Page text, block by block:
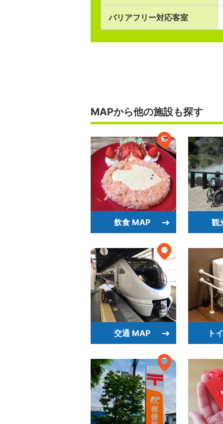
バリアフリー対応客室
MAPから他の施設も探す
飲食 MAP 観
交通 MAP ト